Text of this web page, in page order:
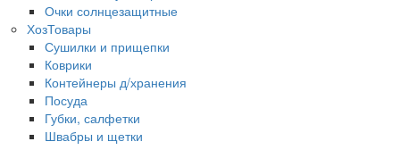
Очки солнцезащитные
ХозТовары
Сушилки и прищепки
Коврики
Контейнеры д/хранения
Посуда
Губки, салфетки
Швабры и щетки